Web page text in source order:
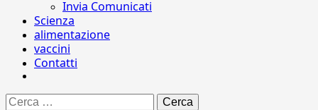
Invia Comunicati
Scienza
alimentazione
vaccini
Contatti
Ricerca